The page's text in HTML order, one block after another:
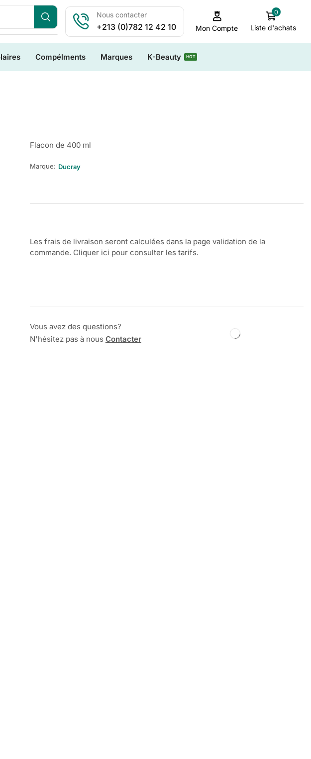
Nous contacter
+213 (0)782 12 42 10 Mon Compte
0
Liste d'achats
Compélments Marques K-Beauty HOT
Flacon de 400 ml
Marque: Ducray
Les frais de livraison seront calculées dans la page validation de la
commande. Cliquer ici pour consulter les tarifs.
Vous avez des questions?
N'hésitez pas à nous Contacter